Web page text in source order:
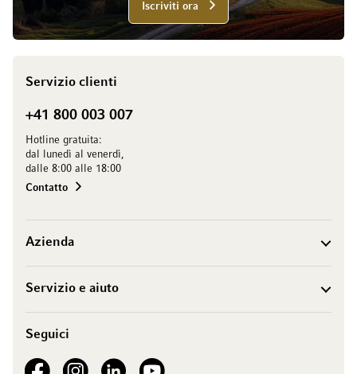
Iscriviti ora
Servizio clienti
+41 800 003 007
Hotline gratuita:
dal lunedì al venerdì,
dalle 8:00 alle 18:00
Contatto
Azienda
Servizio e aiuto
Seguici
See our FacebookSee our Instagram account
See our LinkedInSee our YouTube channel